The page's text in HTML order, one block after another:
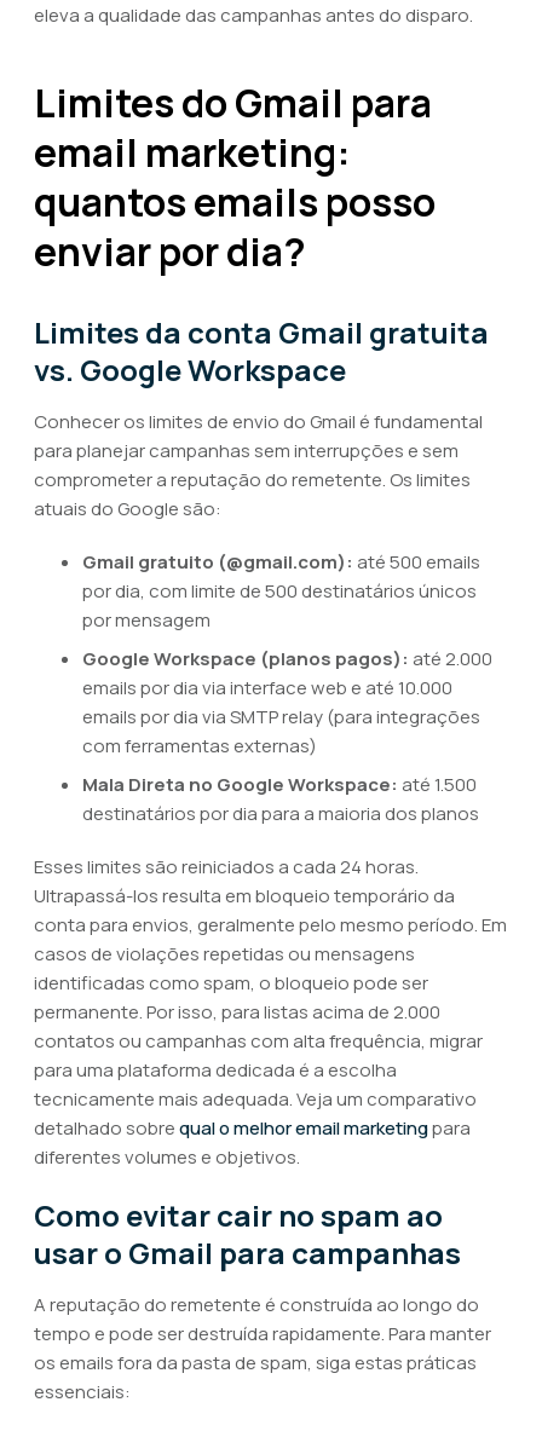
eleva a qualidade das campanhas antes do disparo.
Limites do Gmail para
email marketing:
quantos emails posso
enviar por dia?
Limites da conta Gmail gratuita
vs. Google Workspace
Conhecer os limites de envio do Gmail é fundamental
para planejar campanhas sem interrupções e sem
comprometer a reputação do remetente. Os limites
atuais do Google são:
Gmail gratuito (@gmail.com): até 500 emails
por dia, com limite de 500 destinatários únicos
por mensagem
Google Workspace (planos pagos): até 2.000
emails por dia via interface web e até 10.000
emails por dia via SMTP relay (para integrações
com ferramentas externas)
Mala Direta no Google Workspace: até 1.500
destinatários por dia para a maioria dos planos
Esses limites são reiniciados a cada 24 horas.
Ultrapassá-los resulta em bloqueio temporário da
conta para envios, geralmente pelo mesmo período. Em
casos de violações repetidas ou mensagens
identificadas como spam, o bloqueio pode ser
permanente. Por isso, para listas acima de 2.000
contatos ou campanhas com alta frequência, migrar
para uma plataforma dedicada é a escolha
tecnicamente mais adequada. Veja um comparativo
detalhado sobrequal o melhor email marketingpara
diferentes volumes e objetivos.
Como evitar cair no spam ao
usar o Gmail para campanhas
A reputação do remetente é construída ao longo do
tempo e pode ser destruída rapidamente. Para manter
os emails fora da pasta de spam, siga estas práticas
essenciais: